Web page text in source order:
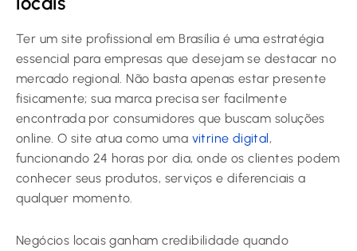
Ter um site profissional em Brasília é uma estratégia
essencial para empresas que desejam se destacar no
mercado regional. Não basta apenas estar presente
fisicamente; sua marca precisa ser facilmente
encontrada por consumidores que buscam soluções
online. O site atua como uma vitrine digital,
funcionando 24 horas por dia, onde os clientes podem
conhecer seus produtos, serviços e diferenciais a
qualquer momento.
Negócios locais ganham credibilidade quando